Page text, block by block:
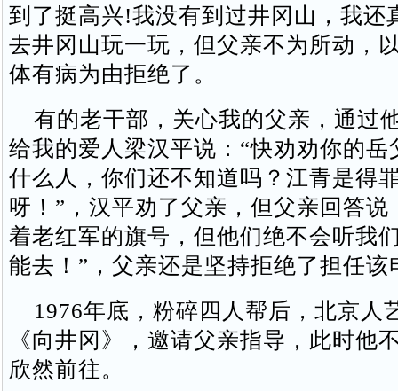
到了挺高兴!我没有到过井冈山，我还
去井冈山玩一玩，但父亲不为所动，
体有病为由拒绝了。
有的老干部，关心我的父亲，通过
给我的爱人梁汉平说：“快劝劝你的岳
什么人，你们还不知道吗？江青是得
呀！”，汉平劝了父亲，但父亲回答说
着老红军的旗号，但他们绝不会听我
能去！”，父亲还是坚持拒绝了担任该
1976年底，粉碎四人帮后，北京人
《向井冈》，邀请父亲指导，此时他
欣然前往。